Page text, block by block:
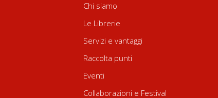
Chi siamo
Le Librerie
Servizi e vantaggi
Raccolta punti
Eventi
Collaborazioni e Festival